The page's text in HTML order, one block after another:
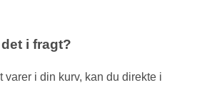
i fragt?
varer i din kurv, kan du direkte i